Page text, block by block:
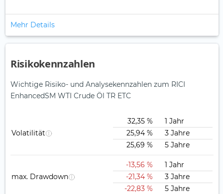
Mehr Details
Risikokennzahlen
Wichtige Risiko- und Analysekennzahlen zum RICI
EnhancedSM WTI Crude Öl TR ETC
Volatilität
32,35 %
1 Jahr
25,94 %
3 Jahre
25,69 %
5 Jahre
max. Drawdown
-13,56 %
1 Jahr
-21,34 %
3 Jahre
-22,83 %
5 Jahre